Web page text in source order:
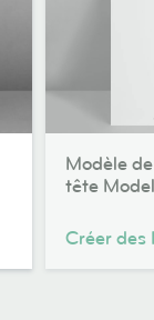
Papier
Modèle
tête Model
Créer des